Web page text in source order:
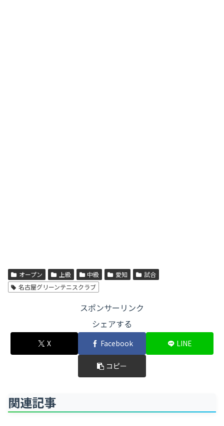
オープン 上級 中級 愛知
試合
名古屋グリーンテニスクラブ
スポンサーリンク
シェアする
X Facebook LINE
コピー
関連記事